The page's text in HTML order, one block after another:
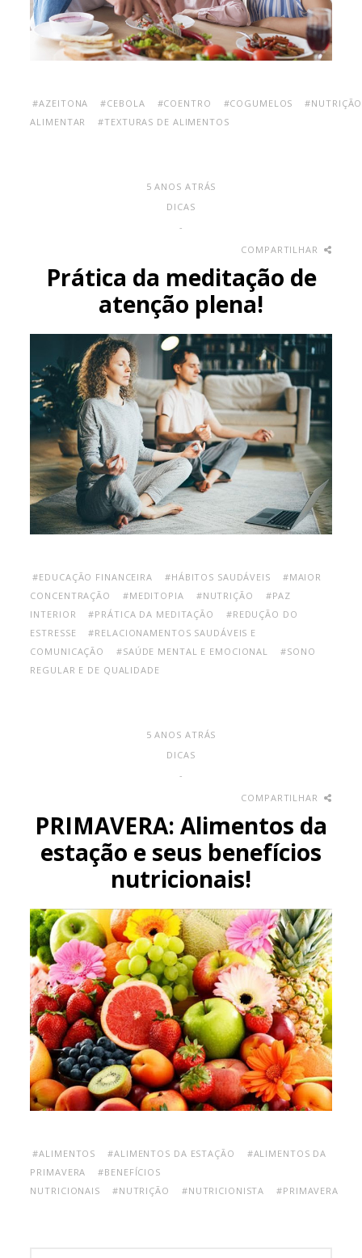
#AZEITONA #CEBOLA #COENTRO #COGUMELOS
#NUTRIÇÃO
ALIMENTAR
#TEXTURAS DE ALIMENTOS
5 ANOS ATRÁS
DICAS
-
COMPARTILHAR
Prática da meditação de
atenção plena!
#EDUCAÇÃO FINANCEIRA #HÁBITOS SAUDÁVEIS
#MAIOR
CONCENTRAÇÃO
#MEDITOPIA #NUTRIÇÃO
#PAZ
INTERIOR
#PRÁTICA DA MEDITAÇÃO
#REDUÇÃO DO
ESTRESSE
#RELACIONAMENTOS SAUDÁVEIS E
COMUNICAÇÃO
#SAÚDE MENTAL E EMOCIONAL
#SONO
REGULAR E DE QUALIDADE
5 ANOS ATRÁS
DICAS
-
COMPARTILHAR
PRIMAVERA: Alimentos da
estação e seus benefícios
nutricionais!
#ALIMENTOS #ALIMENTOS DA ESTAÇÃO
#ALIMENTOS DA
PRIMAVERA
#BENEFÍCIOS
NUTRICIONAIS
#NUTRIÇÃO #NUTRICIONISTA #PRIMAVERA